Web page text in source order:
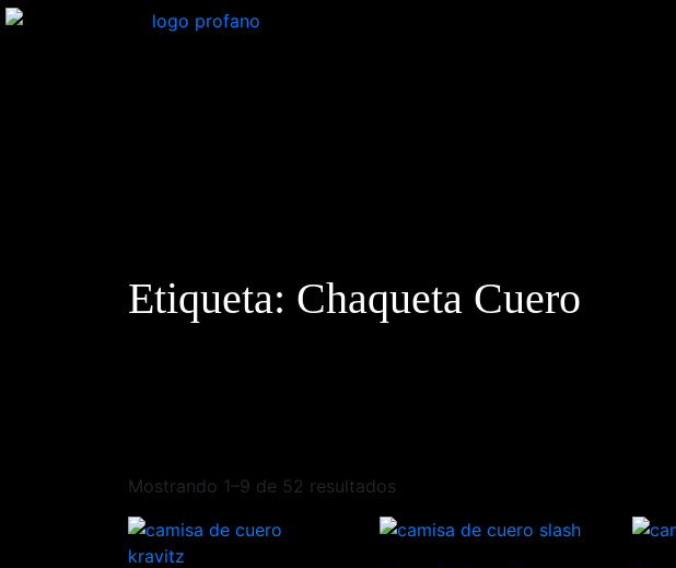
Etiqueta: Chaqueta Cuero
Mostrando 1–9 de 52 resultados